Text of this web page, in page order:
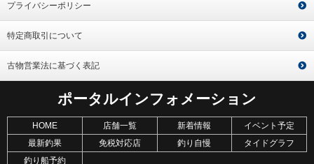
プライバシーポリシー
特定商取引について
古物営業法に基づく表記
ポータルインフォメーション
HOME 店舗一覧 新着情報
イベント予定
最新釣果
免税対応店 釣り自慢
タイドグラフ
釣り船予約